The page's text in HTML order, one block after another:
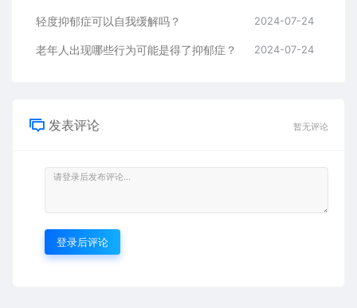
轻度抑郁症可以自我缓解吗？ 2024-07-24
老年人出现哪些行为可能是得了抑郁症？ 2024-07-24
发表评论 暂无评论
登录后评论